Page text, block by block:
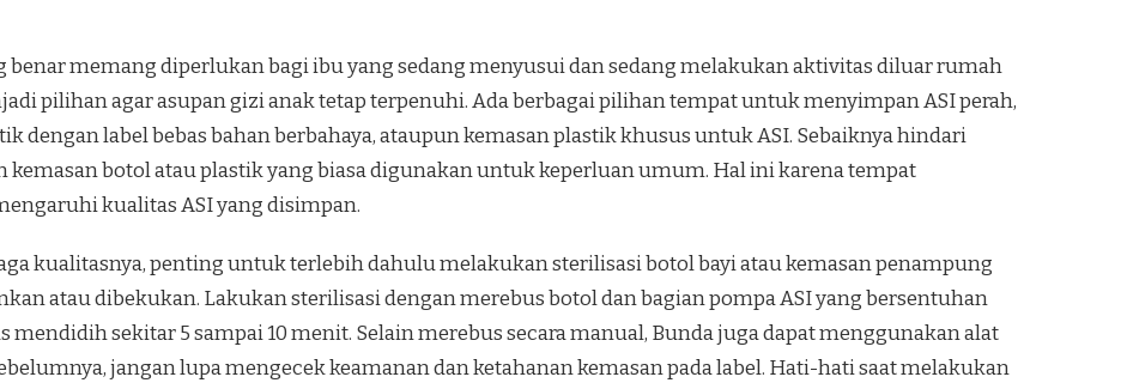
benar memang diperlukan bagi ibu yang sedang menyusui dan sedang melakukan aktivitas diluar rumah
pilihan agar asupan gizi anak tetap terpenuhi. Ada berbagai pilihan tempat untuk menyimpan ASI perah,
dengan label bebas bahan berbahaya, ataupun kemasan plastik khusus untuk ASI. Sebaiknya hindari
kemasan botol atau plastik yang biasa digunakan untuk keperluan umum. Hal ini karena tempat
kualitas ASI yang disimpan.
kualitasnya, penting untuk terlebih dahulu melakukan sterilisasi botol bayi atau kemasan penampung
atau dibekukan. Lakukan sterilisasi dengan merebus botol dan bagian pompa ASI yang bersentuhan
mendidih sekitar 5 sampai 10 menit. Selain merebus secara manual, Bunda juga dapat menggunakan alat
jangan lupa mengecek keamanan dan ketahanan kemasan pada label. Hati-hati saat melakukan